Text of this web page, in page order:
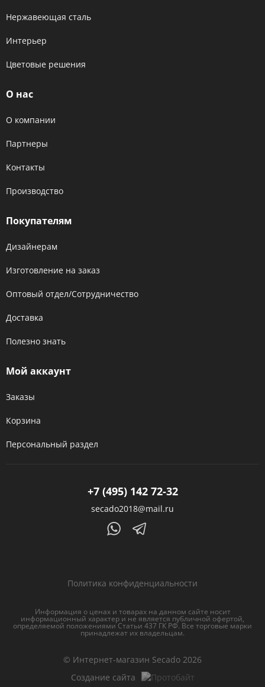
Нержавеющая сталь
Интерьер
Цветовые решения
О нас
О компании
Партнеры
Контакты
Производство
Покупателям
Дизайнерам
Изготовление на заказ
Оптовый отдел/Сотрудничество
Доставка
Полезно знать
Мой аккаунт
Заказы
Корзина
Персональный раздел
+7 (495) 142 72-32
secado2018@mail.ru
Политика конфиденциальности
Информация о ценах и товарах на данном сайте носит
информационный характер и не является публичной офертой,
определяемой положениями Статьи 437 ГК РФ. Все торговые марки
принадлежат их владельцам.
© Интернет-магазин Secado 2026
Создание сайта